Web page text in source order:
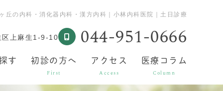
丘の内科・消化器内科・漢方内科｜小林内科医院｜土日診療
区上麻生1-9-10 044-951-0666
す 初診の方へ
First
アクセス
Access
医療コラム
Column